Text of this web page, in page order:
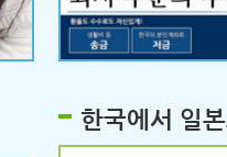
한국에서 일